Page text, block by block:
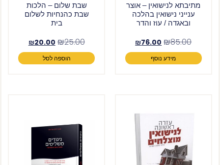
מתיבתא לנישואין – אוצר
ענייני נישואין בהלכה
ובאגדה / עוז והדר
₪85.00
₪76.00
מידע נוסף
שבת שלום – הלכות
שבת כהנחיות לשלום
בית
₪25.00
₪20.00
הוספה לסל